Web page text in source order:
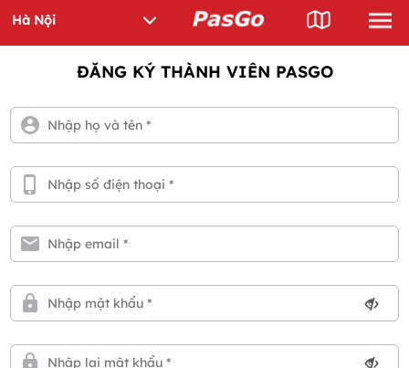
ĐĂNG KÝ THÀNH VIÊN PASGO